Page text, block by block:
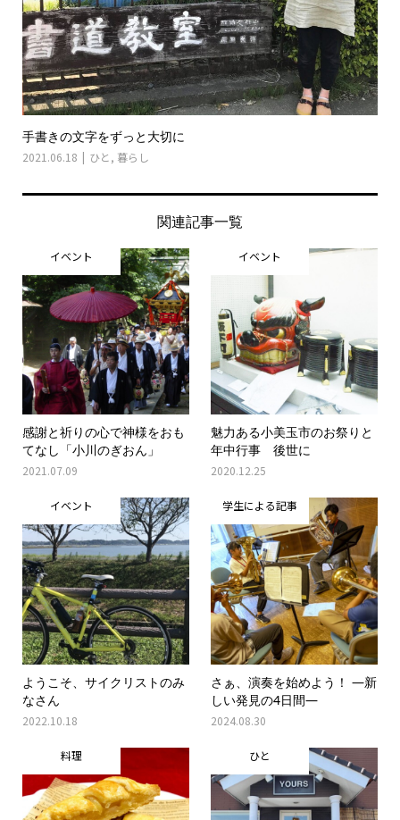
手書きの文字をずっと大切に
2021.06.18 ひと , 暮らし
関連記事一覧
イベント
感謝と祈りの心で神様をおも
てなし「小川のぎおん」
2021.07.09
イベント
魅力ある小美玉市のお祭りと
年中行事 後世に
2020.12.25
イベント
ようこそ、サイクリストのみ
なさん
2022.10.18
学生による記事
さぁ、演奏を始めよう！ ―新
しい発見の4日間―
2024.08.30
料理 ひと